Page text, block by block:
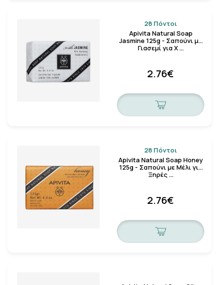
28 Πόντοι
Apivita Natural Soap
Jasmine 125g - Σαπούνι με
Γιασεμί για Χ …
2.76€
28 Πόντοι
Apivita Natural Soap Honey
125g - Σαπούνι με Μέλι για
Ξηρές …
2.76€